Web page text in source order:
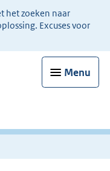
het zoeken naar
Excuses voor
Menu